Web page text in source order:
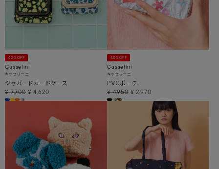
40%OFF
Casselini
キャセリーニ
ジャガードカードケース
¥ 7,700 ¥ 4,620
40%OFF
Casselini
キャセリーニ
PVCポーチ
¥ 4,950 ¥ 2,970